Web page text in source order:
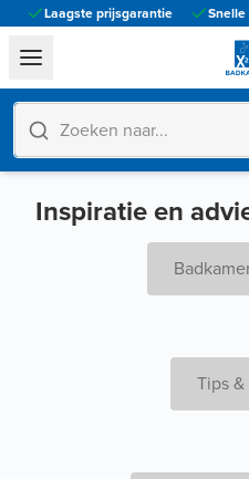
Laagste prijsgarantie
Inspiratie en
Tips